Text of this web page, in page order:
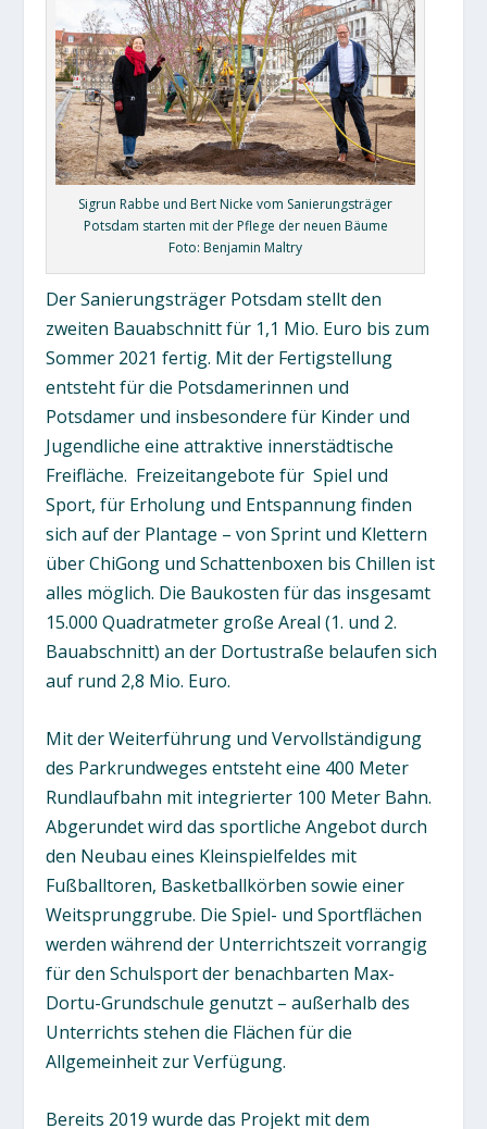
Sigrun Rabbe und Bert Nicke vom Sanierungsträger
Potsdam starten mit der Pflege der neuen Bäume
Foto: Benjamin Maltry
Der Sanierungsträger Potsdam stellt den
zweiten Bauabschnitt für 1,1 Mio. Euro bis zum
Sommer 2021 fertig. Mit der Fertigstellung
entsteht für die Potsdamerinnen und
Potsdamer und insbesondere für Kinder und
Jugendliche eine attraktive innerstädtische
Freifläche. Freizeitangebote für Spiel und
Sport, für Erholung und Entspannung finden
sich auf der Plantage – von Sprint und Klettern
über ChiGong und Schattenboxen bis Chillen ist
alles möglich. Die Baukosten für das insgesamt
15.000 Quadratmeter große Areal (1. und 2.
Bauabschnitt) an der Dortustraße belaufen sich
auf rund 2,8 Mio. Euro.
Mit der Weiterführung und Vervollständigung
des Parkrundweges entsteht eine 400 Meter
Rundlaufbahn mit integrierter 100 Meter Bahn.
Abgerundet wird das sportliche Angebot durch
den Neubau eines Kleinspielfeldes mit
Fußballtoren, Basketballkörben sowie einer
Weitsprunggrube. Die Spiel- und Sportflächen
werden während der Unterrichtszeit vorrangig
für den Schulsport der benachbarten Max-
Dortu-Grundschule genutzt – außerhalb des
Unterrichts stehen die Flächen für die
Allgemeinheit zur Verfügung.
Bereits 2019 wurde das Projekt mit dem